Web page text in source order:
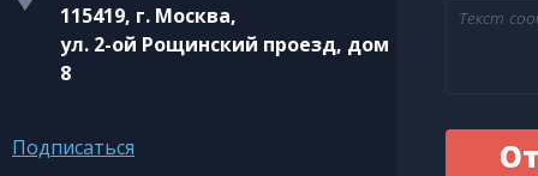
115419, г. Москва,
ул. 2-ой Рощинский проезд, дом
8
Подписаться